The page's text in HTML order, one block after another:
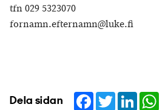
tfn 029 5323070
fornamn.efternamn@luke.fi
Dela sidan Facebook
TwitterLinkedIn